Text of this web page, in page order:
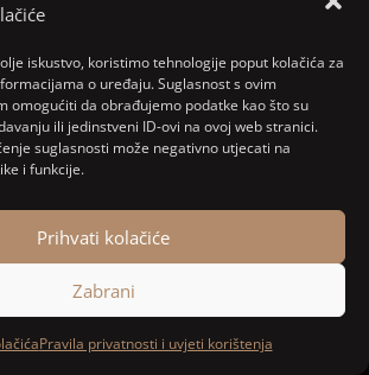
iskustvo, koristimo tehnologije poput kolačića za
o uređaju. Suglasnost s ovim
omogućiti da obrađujemo podatke kao što su
ili jedinstveni ID-ovi na ovoj web stranici.
suglasnosti može negativno utjecati na
i funkcije.
Prihvati kolačiće
Zabrani
Pravila privatnosti i uvjeti korištenja
komentari
za prikaz.